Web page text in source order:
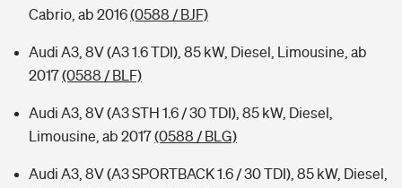
Cabrio, ab 2016(0588 / BJF)
Audi A3, 8V (A3 1.6 TDI), 85 kW, Diesel, Limousine, ab
2017(0588 / BLF)
Audi A3, 8V (A3 STH 1.6 / 30 TDI), 85 kW, Diesel,
Limousine, ab 2017(0588 / BLG)
Audi A3, 8V (A3 SPORTBACK 1.6 / 30 TDI), 85 kW, Diesel,